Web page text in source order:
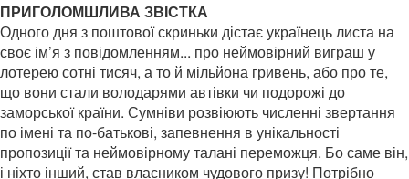
ПРИГОЛОМШЛИВА ЗВІСТКА
Одного дня з поштової скриньки дістає українець листа на
своє ім’я з повідомленням... про неймовірний виграш у
лотерею сотні тисяч, а то й мільйона гривень, або про те,
що вони стали володарями автівки чи подорожі до
заморської країни. Сумніви розвіюють численні звертання
по імені та по-батькові, запевнення в унікальності
пропозиції та неймовірному талані переможця. Бо саме він,
і ніхто інший, став власником чудового призу! Потрібно